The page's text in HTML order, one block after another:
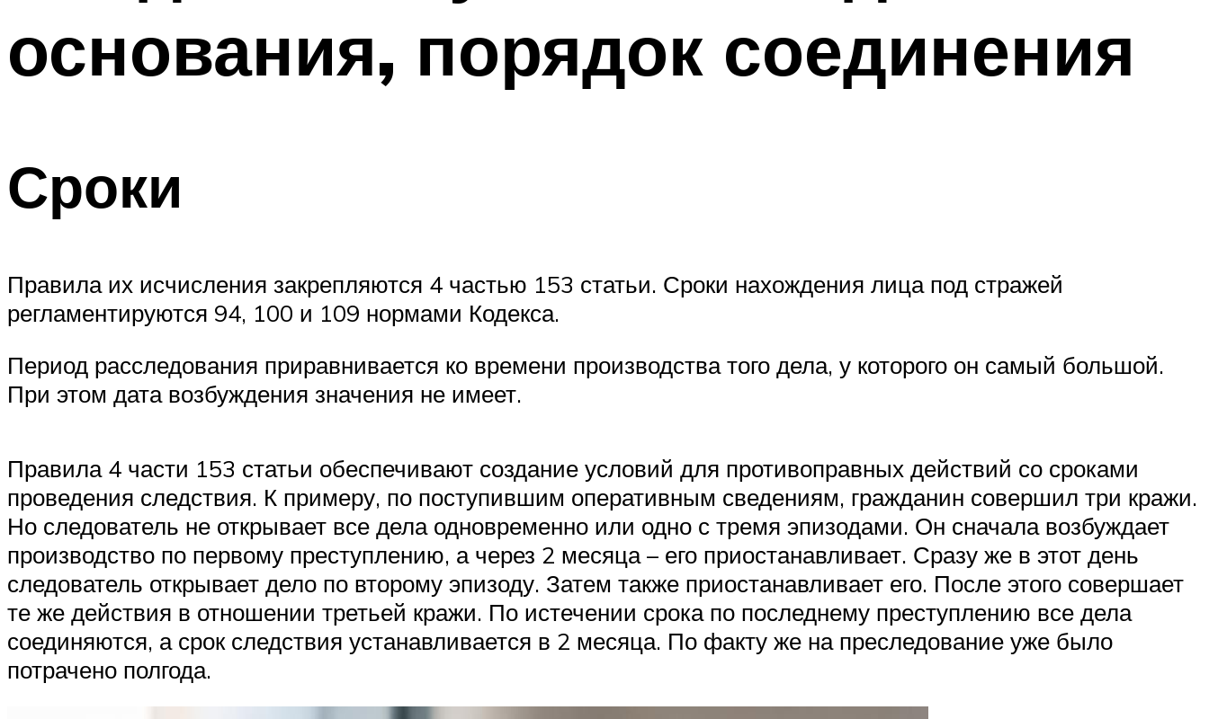
основания, порядок соединения
Сроки
Правила их исчисления закрепляются 4 частью 153 статьи. Сроки нахождения лица под стражей
регламентируются 94, 100 и 109 нормами Кодекса.
Период расследования приравнивается ко времени производства того дела, у которого он самый большой.
При этом дата возбуждения значения не имеет.
Правила 4 части 153 статьи обеспечивают создание условий для противоправных действий со сроками
проведения следствия. К примеру, по поступившим оперативным сведениям, гражданин совершил три кражи.
Но следователь не открывает все дела одновременно или одно с тремя эпизодами. Он сначала возбуждает
производство по первому преступлению, а через 2 месяца – его приостанавливает. Сразу же в этот день
следователь открывает дело по второму эпизоду. Затем также приостанавливает его. После этого совершает
те же действия в отношении третьей кражи. По истечении срока по последнему преступлению все дела
соединяются, а срок следствия устанавливается в 2 месяца. По факту же на преследование уже было
потрачено полгода.